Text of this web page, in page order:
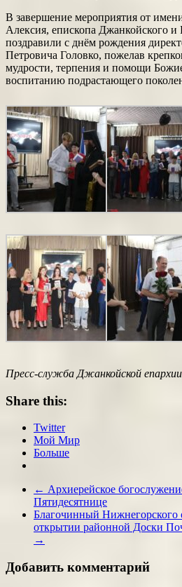
В завершение мероприятия от
Алексия, епископа Джанкойского и
поздравили с днём рождения
Петровича Головко, пожелав
мудрости, терпения и помощи
воспитанию подрастающего
Пресс-служба Джанкойской епархии
Share this:
Twitter
Мой Мир
Больше
← Архиерейское
Пятидесятнице
Благочинный Нижнегорского
открытии районной Доски
→
Добавить комментарий